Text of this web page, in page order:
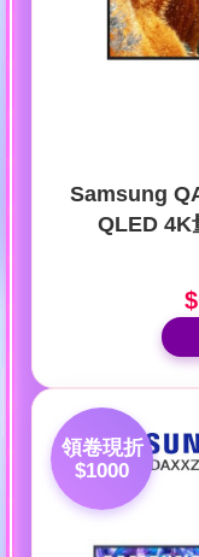
Samsung
QLED 4K
$
領卷現折
$1000